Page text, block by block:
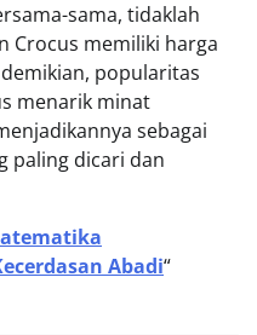
sama, tidaklah
Crocus memiliki harga
popularitas
menarik minat
sebagai
paling dicari dan
Abadi“